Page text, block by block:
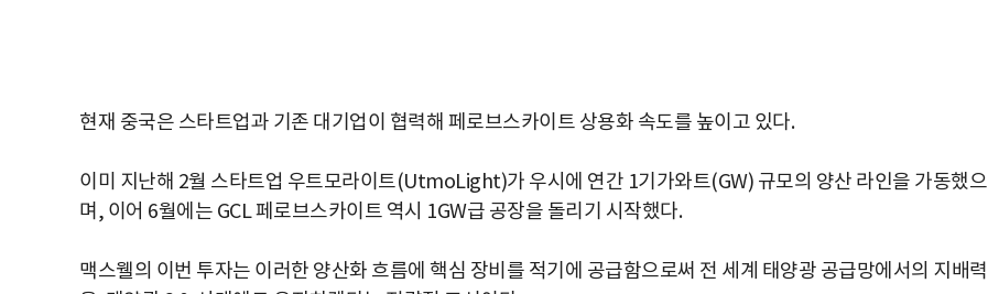
현재 중국은 스타트업과 기존 대기업이 협력해 페로브스카이트 상용화 속도를 높이고 있다.
이미 지난해 2월 스타트업 우트모라이트(UtmoLight)가 우시에 연간 1기가와트(GW) 규모의 양산 라인을 가동했으
며, 이어 6월에는 GCL 페로브스카이트 역시 1GW급 공장을 돌리기 시작했다.
맥스웰의 이번 투자는 이러한 양산화 흐름에 핵심 장비를 적기에 공급함으로써 전 세계 태양광 공급망에서의 지배력
초보자도 반할 반전 매력”